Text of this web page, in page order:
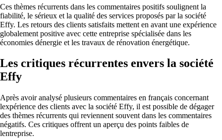
Ces thèmes récurrents dans les commentaires positifs soulignent la
fiabilité, le sérieux et la qualité des services proposés par la société
Effy. Les retours des clients satisfaits mettent en avant une expérience
globalement positive avec cette entreprise spécialisée dans les
économies dénergie et les travaux de rénovation énergétique.
Les critiques récurrentes envers la société
Effy
Après avoir analysé plusieurs commentaires en français concernant
lexpérience des clients avec la société Effy, il est possible de dégager
des thèmes récurrents qui reviennent souvent dans les commentaires
négatifs. Ces critiques offrent un aperçu des points faibles de
lentreprise.